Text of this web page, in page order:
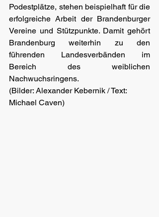
Podestplätze, stehen beispielhaft für die
erfolgreiche Arbeit der Brandenburger
Vereine und Stützpunkte. Damit gehört
Brandenburg weiterhin zu den
führenden Landesverbänden im
Bereich des weiblichen
Nachwuchsringens.
(Bilder: Alexander Kebernik / Text:
Michael Caven)